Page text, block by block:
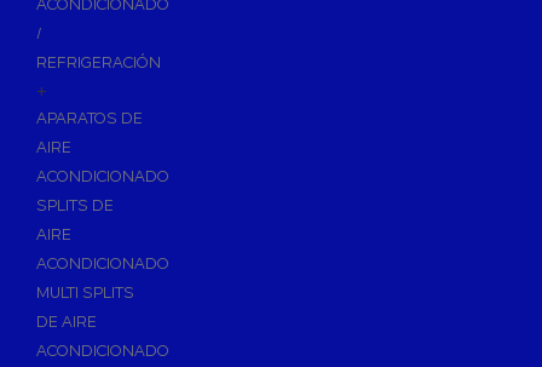
Asientos y Tapas de WC
Lavabos
Urinarios
Bidés
Vertederos Baño
Sanitarios Suspendidos
Placas de Accionamiento para Cisternas
ACONDICIONADO
/
REFRIGERACIÓN
+
APARATOS DE
AIRE
ACONDICIONADO
SPLITS DE
AIRE
ACONDICIONADO
MULTI SPLITS
DE AIRE
ACONDICIONADO